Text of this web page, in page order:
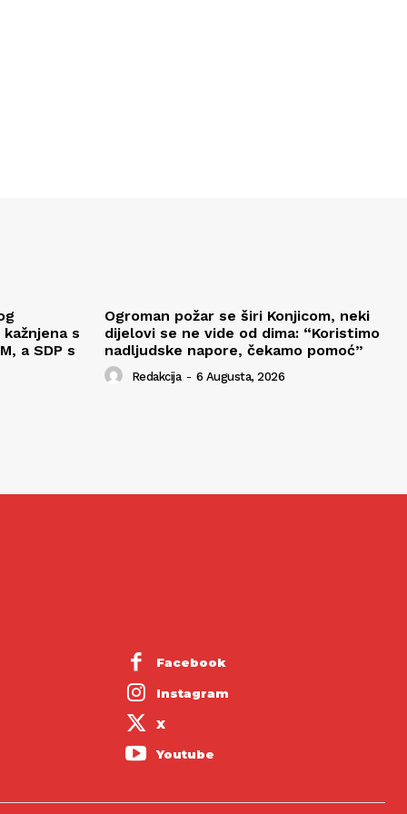
s
a SDP s
Ogroman požar se širi Konjicom, neki
dijelovi se ne vide od dima: “Koristimo
nadljudske napore, čekamo pomoć”
Redakcija - 6 Augusta, 2026
Facebook
Instagram
X
Youtube